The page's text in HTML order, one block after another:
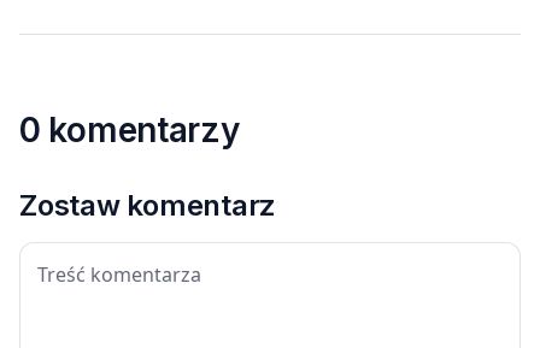
0 komentarzy
Zostaw komentarz